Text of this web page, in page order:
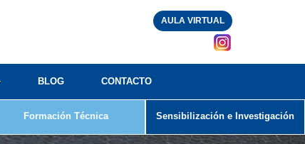
AULA VIRTUAL
BLOG CONTACTO
Formación Técnica Sensibilización e Investigación